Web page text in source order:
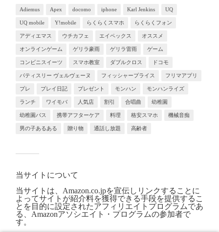
Adiemus Apex docomo iphone Karl Jenkins UQ
UQ mobile Y!mobile らくらくスマホ らくらくフォン
アディエマス ウチカフェ エイペックス オススメ
オンラインゲーム ゲリラ豪雨 ゲリラ雷雨 ゲーム
コンビニスイーツ スマホ教室 ダブルクロス ドコモ
パティスリー ヴェルヴェーヌ フィッシャープライス フリマアプリ
プレ プレイ日記 プレゼント モンハン モンハンライズ
ランチ ワイモバ 人気店 割引 合唱曲 幼稚園
幼稚園バス 携帯アフターケア 料理 格安スマホ 機械音痴
男の子あるある 贈り物 通話し放題 高齢者
当サイトについて
当サイトは、Amazon.co.jpを宣伝しリンクすることに
よってサイトが紹介料を獲得できる手段を提供するこ
とを目的に設定されたアフィリエイトプログラムであ
る、Amazonアソシエイト・プログラムの参加者で
す。